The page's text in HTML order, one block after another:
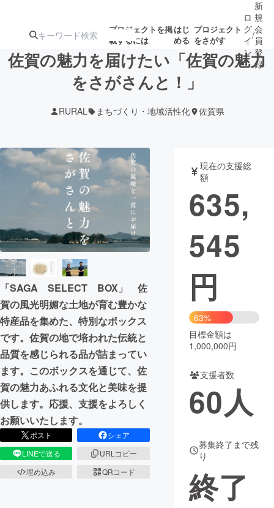
プロジェクトを掲
載するには
はじ
める
プロジェクト
をさがす
ターン
ジェクト
募集終了が近いプ
ロジェクト
されます
アート・写真 音楽
テクノロジー・ガジェット ゲーム・サ
映像・映画
ビジネス・起業
まちづくり・地域活性化
CAMPFIRE for Social Good
CAMPFIRE Creation
CAMPFIREふるさと納税machi-ya コミュニティ
ロ
グ
イ
ン
/
新
規
会
員
登
録
佐賀の魅力を届けたい「佐賀の魅力
をさがさんと！」
RURAL まちづくり・地域活性化 佐賀県
「SAGA SELECT BOX」 佐
賀の風光明媚な土地が育む豊かな
特産品を集めた、特別なボックス
です。佐賀の地で培われた伝統と
品質を感じられる品が詰まってい
ます。このボックスを通じて、佐
賀の魅力あふれる文化と美味を提
供します。応援、支援をよろしく
お願いいたします。
ポスト
シェア
LINEで送る
URLコピー
埋め込み
QRコード
現在の支援総
額
635,
545
円
63%
目標金額は
1,000,000円
支援者数
60人
募集終了まで残
り
終了